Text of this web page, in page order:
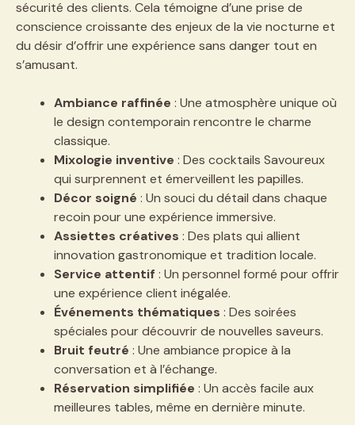
sécurité des clients. Cela témoigne d’une prise de
conscience croissante des enjeux de la vie nocturne et
du désir d’offrir une expérience sans danger tout en
s’amusant.
Ambiance raffinée : Une atmosphère unique où
le design contemporain rencontre le charme
classique.
Mixologie inventive : Des cocktails Savoureux
qui surprennent et émerveillent les papilles.
Décor soigné : Un souci du détail dans chaque
recoin pour une expérience immersive.
Assiettes créatives : Des plats qui allient
innovation gastronomique et tradition locale.
Service attentif : Un personnel formé pour offrir
une expérience client inégalée.
Événements thématiques : Des soirées
spéciales pour découvrir de nouvelles saveurs.
Bruit feutré : Une ambiance propice à la
conversation et à l’échange.
Réservation simplifiée : Un accès facile aux
meilleures tables, même en dernière minute.